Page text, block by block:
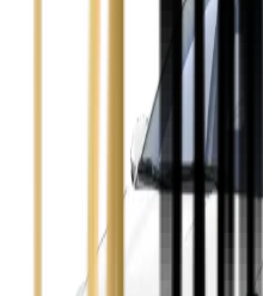
Opel Insignia